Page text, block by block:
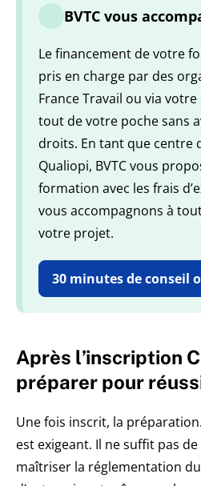
BVTC vous
Le financement de votre
pris en charge par des
France Travail ou via votre
tout de votre poche sans
droits. En tant que centre
Qualiopi, BVTC vous
formation avec les frais
vous accompagnons à
votre projet.
30 minutes de conseil
Après l’inscription
préparer pour
Une fois inscrit, la préparation.
est exigeant. Il ne suffit pas
maîtriser la réglementation